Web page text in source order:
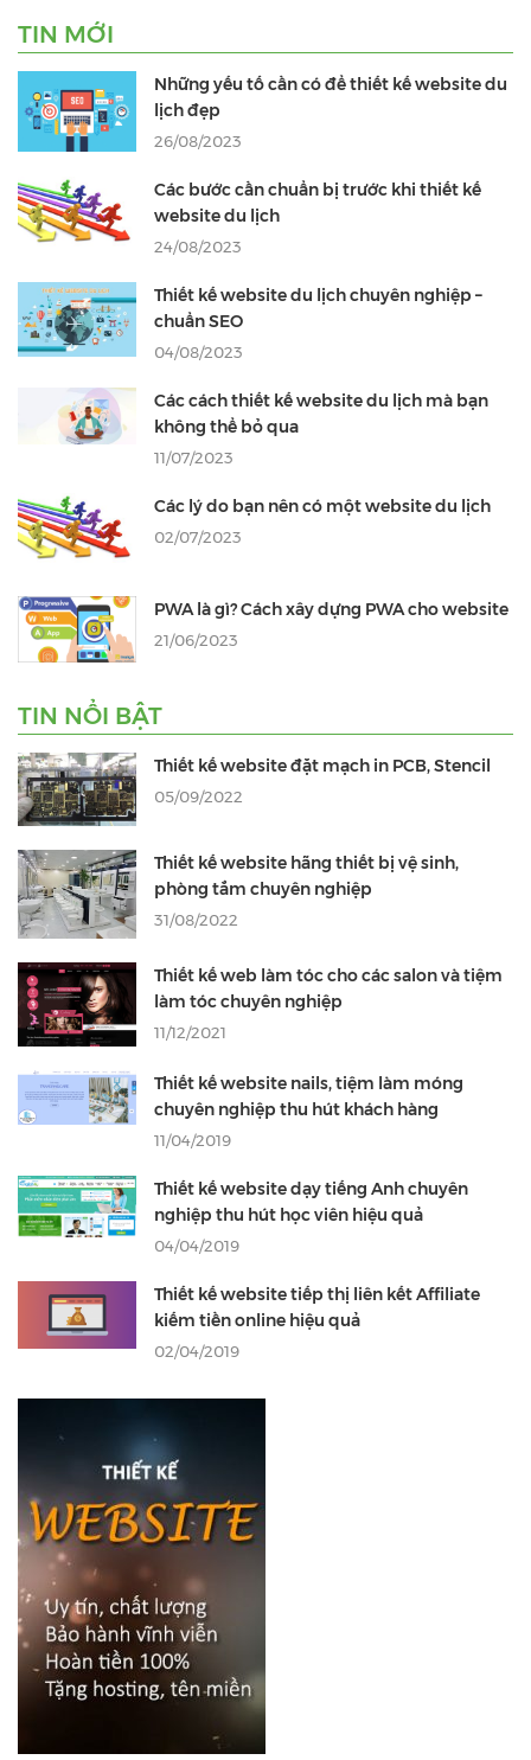
TIN MỚI
Những yếu tố cần có để thiết kế website du
lịch đẹp
26/08/2023
Các bước cần chuẩn bị trước khi thiết kế
website du lịch
24/08/2023
Thiết kế website du lịch chuyên nghiệp –
chuẩn SEO
04/08/2023
Các cách thiết kế website du lịch mà bạn
không thể bỏ qua
11/07/2023
Các lý do bạn nên có một website du lịch
02/07/2023
PWA là gì? Cách xây dựng PWA cho website
21/06/2023
TIN NỔI BẬT
Thiết kế website đặt mạch in PCB, Stencil
05/09/2022
Thiết kế website hãng thiết bị vệ sinh,
phòng tắm chuyên nghiệp
31/08/2022
Thiết kế web làm tóc cho các salon và tiệm
làm tóc chuyên nghiệp
11/12/2021
Thiết kế website nails, tiệm làm móng
chuyên nghiệp thu hút khách hàng
11/04/2019
Thiết kế website dạy tiếng Anh chuyên
nghiệp thu hút học viên hiệu quả
04/04/2019
Thiết kế website tiếp thị liên kết Affiliate
kiếm tiền online hiệu quả
02/04/2019